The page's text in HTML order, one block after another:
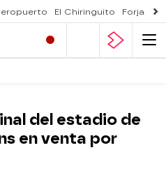
El Chiringuito Forjado
del estadio de
en venta por